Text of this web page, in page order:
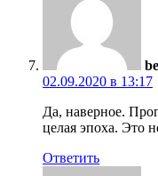
02.09.2020 в 13:17
Да, наверное.
целая эпоха. Это
Ответить